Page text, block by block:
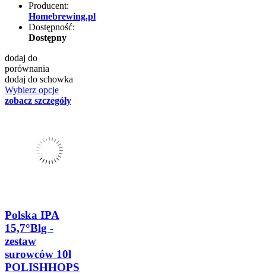
Producent:
Homebrewing.pl
Dostępność:
Dostępny
dodaj do
porównania
dodaj do schowka
Wybierz opcje
zobacz szczegóły
Polska IPA
15,7°Blg -
zestaw
surowców 10l
POLISHHOPS